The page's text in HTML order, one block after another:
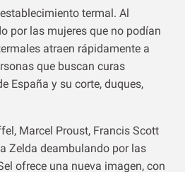
termal. Al
por las mujeres que no podían
atraen rápidamente a
que buscan curas
España y su corte, duques,
Marcel Proust, Francis Scott
Zelda deambulando por las
ofrece una nueva imagen, con